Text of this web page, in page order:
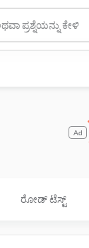
Ad
ರೋಡ್ ಟೆಸ್ಟ್